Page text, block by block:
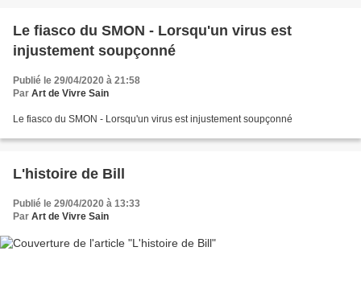
Le fiasco du SMON - Lorsqu'un virus est
injustement soupçonné
Publié le 29/04/2020 à 21:58
Par Art de Vivre Sain
Le fiasco du SMON - Lorsqu'un virus est injustement soupçonné
L'histoire de Bill
Publié le 29/04/2020 à 13:33
Par Art de Vivre Sain